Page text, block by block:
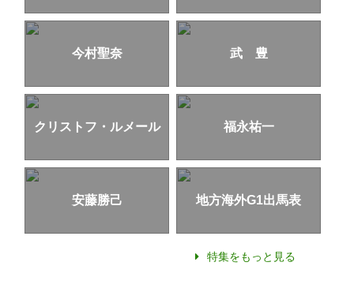
今村聖奈 武 豊
クリストフ・ルメール 福永祐一
安藤勝己 地方海外G1出馬表
特集をもっと見る